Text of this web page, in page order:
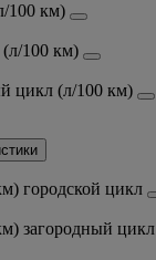
100 км)
100 км)
цикл (л/100 км)
городской цикл
загородный цикл